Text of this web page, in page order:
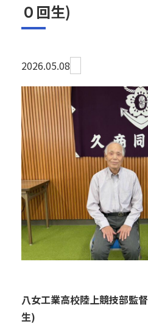
０回生)
2026.05.08
八女工業高校陸上競技部監
生)